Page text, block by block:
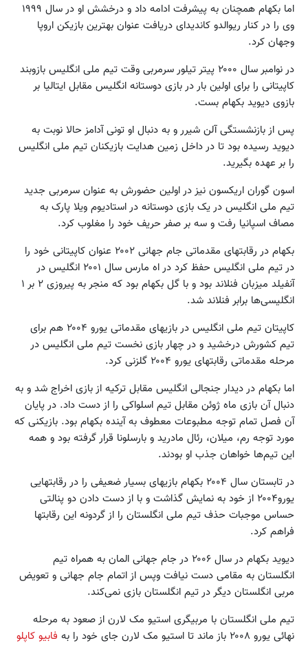
اما بکهام همچنان به پیشرفت ادامه داد و درخشش او در سال ۱۹۹۹
وی را در کنار ریوالدو کاندیدای دریافت عنوان بهترین بازیکن اروپا
وجهان کرد.
در نوامبر سال ۲۰۰۰ پیتر تیلور سرمربی وقت تیم ملی انگلیس بازوبند
کاپیتانی را برای اولین بار در بازی دوستانه انگلیس مقابل ایتالیا بر
بازوی دیوید بکهام بست.
پس از بازنشستگی آلن شیرر و به دنبال او تونی آدامز حالا نوبت به
دیوید رسیده بود تا در داخل زمین هدایت بازیکنان تیم ملی انگلیس
را بر عهده بگیرید.
اسون گوران اریکسون نیز در اولین حضورش به عنوان سرمربی جدید
تیم ملی انگلیس در یک بازی دوستانه در استادیوم ویلا پارک به
مصاف اسپانیا رفت و سه بر صفر حریف خود را مغلوب کرد.
بکهام در رقابتهای مقدماتی جام جهانی ۲۰۰۲ عنوان کاپیتانی خود را
در تیم ملی انگلیس حفظ کرد در اه مارس سال ۲۰۰۱ انگلیس در
آنفیلد میزبان فنلاند بود و با گل بکهام بود که منجر به پیروزی ۲ بر ۱
انگلیسی‌ها برابر فنلاند شد.
کاپیتان تیم ملی انگلیس در بازیهای مقدماتی یورو ۲۰۰۴ هم برای
تیم کشورش درخشید و در چهار بازی نخست تیم ملی انگلیس در
مرحله مقدماتی رقابتهای یورو ۲۰۰۴ گلزنی کرد.
اما بکهام در دیدار جنجالی انگلیس مقابل ترکیه از بازی اخراج شد و به
دنبال آن بازی ماه ژوئن مقابل تیم اسلواکی را از دست داد. در پایان
آن فصل تمام توجه مطبوعات معطوف به آینده بکهام بود. بازیکنی که
مورد توجه رم، میلان، رئال مادرید و بارسلونا قرار گرفته بود و همه
این تیم‌ها خواهان جذب او بودند.
در تابستان سال ۲۰۰۴ بکهام بازیهای بسیار ضعیفی را در رقابتهایی
یورو۲۰۰۴ از خود به نمایش گذاشت و با از دست دادن دو پنالتی
حساس موجبات حذف تیم ملی انگلستان را از گردونه این رقابتها
فراهم کرد.
دیوید بکهام در سال ۲۰۰۶ در جام جهانی المان به همراه تیم
انگلستان به مقامی دست نیافت وپس از اتمام جام جهانی و تعویض
مربی انگلستان دیگر در تیم انگلستان بازی نمی‌کند.
تیم ملی انگلستان با مربیگری استیو مک لارن از صعود به مرحله
نهائی یورو ۲۰۰۸ باز ماند تا استیو مک لارن جای خود را به
فابیو کاپلو